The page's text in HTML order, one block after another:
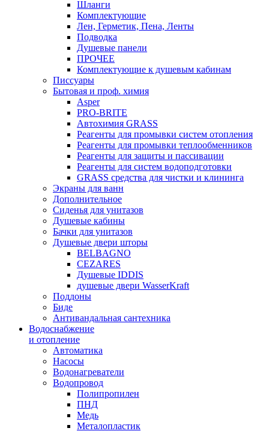
Шланги
Комплектующие
Лен, Герметик, Пена, Ленты
Подводка
Душевые панели
ПРОЧЕЕ
Комплектующие к душевым кабинам
Писсуары
Бытовая и проф. химия
Asper
PRO-BRITE
Автохимия GRASS
Реагенты для промывки систем отопления
Реагенты для промывки теплообменников
Реагенты для защиты и пассивации
Реагенты для систем водоподготовки
GRASS средства для чистки и клининга
Экраны для ванн
Дополнительное
Сиденья для унитазов
Душевые кабины
Бачки для унитазов
Душевые двери шторы
BELBAGNO
CEZARES
Душевые IDDIS
душевые двери WasserKraft
Поддоны
Биде
Антивандальная сантехника
Водоснабжение
и отопление
Автоматика
Насосы
Водонагреватели
Водопровод
Полипропилен
ПНД
Медь
Металопластик